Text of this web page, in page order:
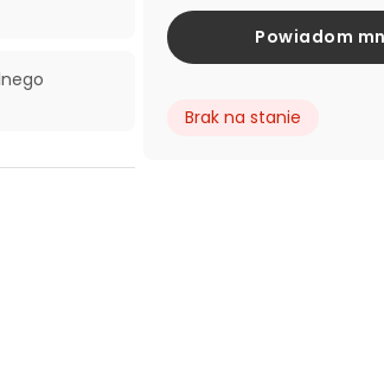
Powiadom
Brak na stanie